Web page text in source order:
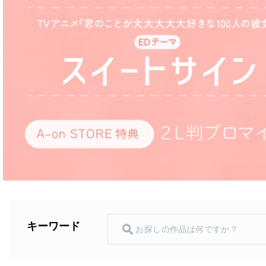
キーワード